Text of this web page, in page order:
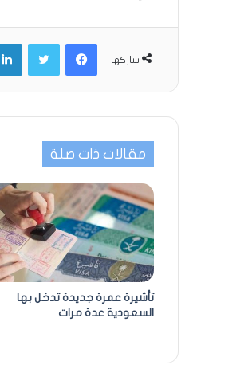
شاركها
فيسبوكتويتر
مقالات ذات صلة
تأشيرة عمرة جديدة تدخل بها
السعودية عدة مرات